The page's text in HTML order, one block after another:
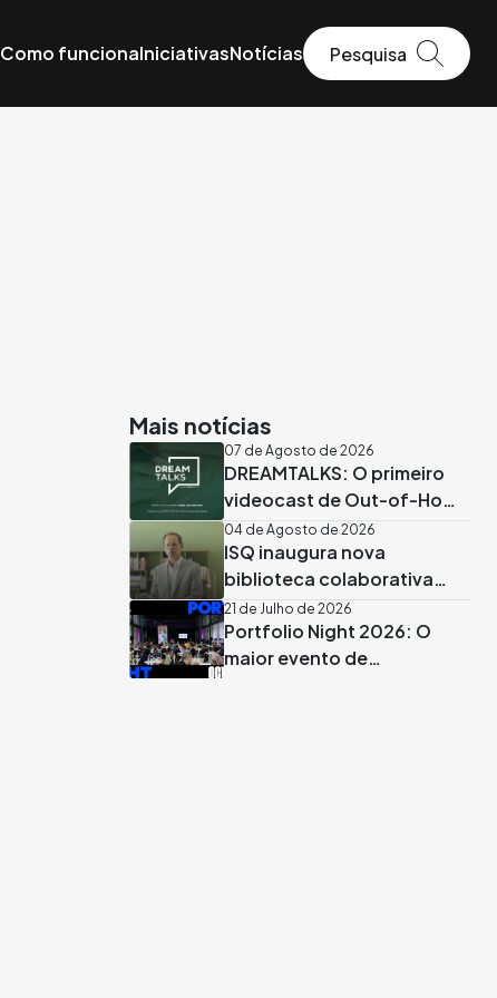
Como funcionaIniciativasNotícias
Mais notícias
07 de Agosto de 2026
DREAMTALKS: O primeiro
videocast de Out-of-Home
em Portugal já vai no 7º
episódio
04 de Agosto de 2026
ISQ inaugura nova
biblioteca colaborativa
apadrinhada por José
Rodrigues dos Santos
21 de Julho de 2026
Portfolio Night 2026: O
maior evento de